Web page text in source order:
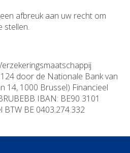
afbreuk aan uw recht om
stellen.
door de Nationale Bank van
14, 1000 Brussel) Financieel
IBAN: BE90 3101
BTW BE 0403.274.332